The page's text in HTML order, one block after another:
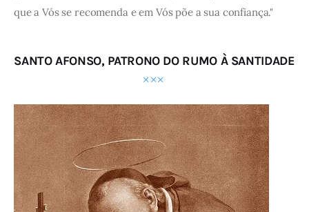
que a Vós se recomenda e em Vós põe a sua confiança."
SANTO AFONSO, PATRONO DO RUMO À SANTIDADE